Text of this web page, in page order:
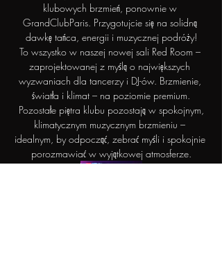
klubowych brzmień, ponownie w
GrandClubParis. Przygotujcie się na solidną
dawkę tańca, energii i muzycznej podróży!
To wszystko w naszej nowej sali Red Room –
zaprojektowanej z myślą o największych
wyzwaniach dla tancerzy i DJ-ów. Brzmienie,
światła i klimat – na poziomie premium.
Pozostałe piętra klubu pozostają w spokojnym,
klimatycznym muzycznym brzmieniu –
idealnym, by odpocząć, zebrać myśli i spokojnie
porozmawiać w wyjątkowej atmosferze.